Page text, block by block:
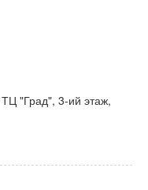
"Град", 3-ий этаж,